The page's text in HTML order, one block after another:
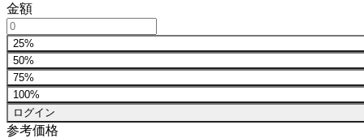
金額
25%
50%
75%
100%
ログイン
参考価格